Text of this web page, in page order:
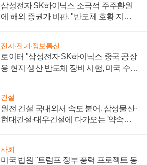
삼성전자 SK하이닉스 소극적 주주환원
에 해외 증권가 비판, "반도체 호황 지속
전자·전기·정보통신
로이터 "삼성전자 SK하이닉스 중국 공장
용 현지 생산 반도체 장비 시험, 미국 수출
건설
원전 건설 국내외서 속도 붙어, 삼성물산·
현대건설·대우건설에 다가오는 '약속의
사회
미국 법원 "트럼프 정부 풍력 프로젝트 동